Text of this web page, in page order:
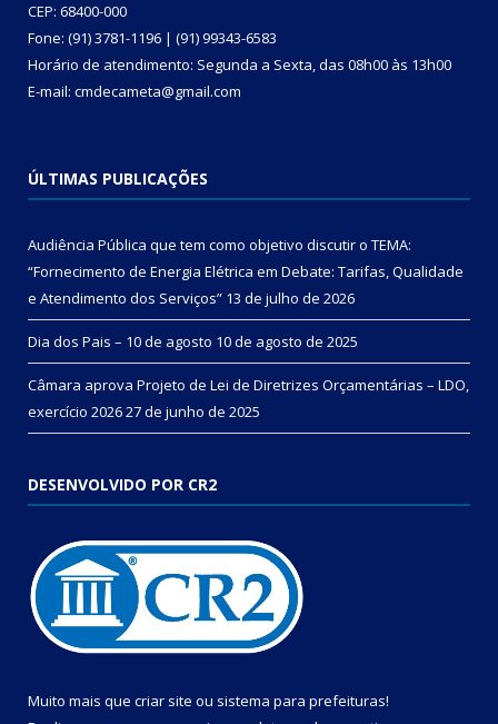
CEP: 68400-000
Fone: (91) 3781-1196 | (91) 99343-6583
Horário de atendimento: Segunda a Sexta, das 08h00 às 13h00
E-mail: cmdecameta@gmail.com
ÚLTIMAS PUBLICAÇÕES
Audiência Pública que tem como objetivo discutir o TEMA:
“Fornecimento de Energia Elétrica em Debate: Tarifas, Qualidade
e Atendimento dos Serviços” 13 de julho de 2026
Dia dos Pais – 10 de agosto 10 de agosto de 2025
Câmara aprova Projeto de Lei de Diretrizes Orçamentárias – LDO,
exercício 202627 de junho de 2025
DESENVOLVIDO POR CR2
Muito mais que criar site ou sistema para prefeituras!